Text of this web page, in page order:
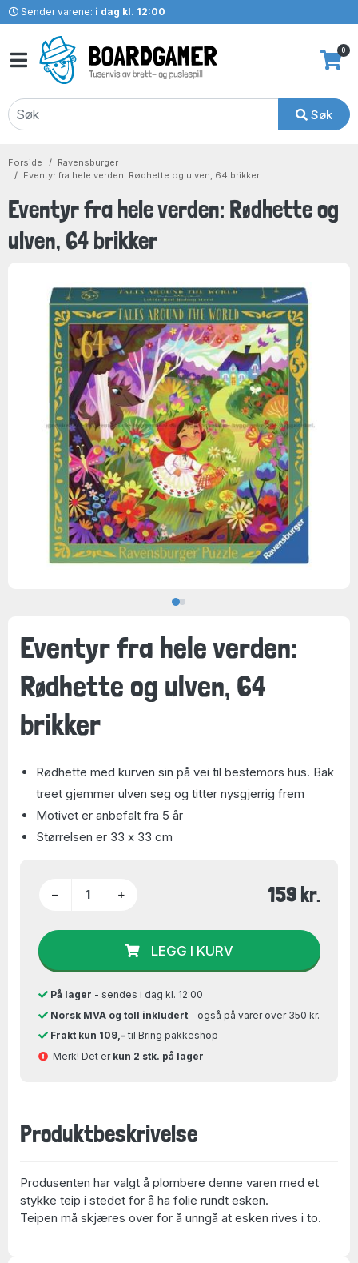
Sender varene: i dag kl. 12:00
Søk
0
Forside
Ravensburger
Eventyr fra hele verden: Rødhette og ulven, 64 brikker
Eventyr fra hele verden: Rødhette og
ulven, 64 brikker
Eventyr fra hele verden:
Rødhette og ulven, 64
brikker
Rødhette med kurven sin på vei til bestemors hus. Bak
treet gjemmer ulven seg og titter nysgjerrig frem
Motivet er anbefalt fra 5 år
Størrelsen er 33 x 33 cm
− + 159 kr.
LEGG I KURV
På lager - sendes i dag kl. 12:00
Norsk MVA og toll inkludert- også på varer over 350 kr.
Frakt kun 109,- til Bring pakkeshop
Merk! Det er kun 2 stk. på lager
Produktbeskrivelse
Produsenten har valgt å plombere denne varen med et
stykke teip i stedet for å ha folie rundt esken.
Teipen må skjæres over for å unngå at esken rives i to.